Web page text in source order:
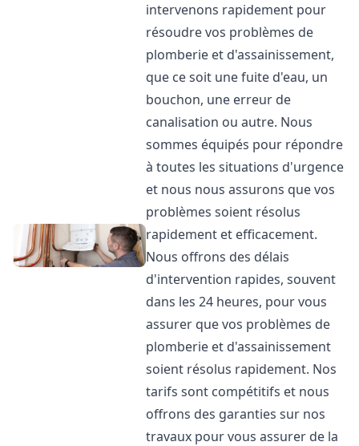
intervenons rapidement pour
résoudre vos problèmes de
plomberie et d'assainissement,
que ce soit une fuite d'eau, un
bouchon, une erreur de
canalisation ou autre. Nous
sommes équipés pour répondre
à toutes les situations d'urgence
et nous nous assurons que vos
problèmes soient résolus
rapidement et efficacement.
Nous offrons des délais
d'intervention rapides, souvent
dans les 24 heures, pour vous
assurer que vos problèmes de
plomberie et d'assainissement
soient résolus rapidement. Nos
tarifs sont compétitifs et nous
offrons des garanties sur nos
travaux pour vous assurer de la